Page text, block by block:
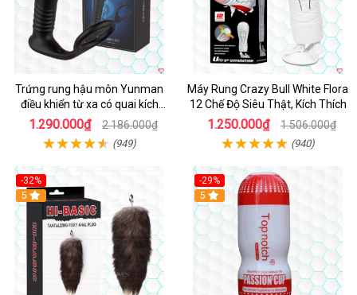
Trứng rung hậu môn Yunman
điều khiển từ xa có quai kích
thích
1.290.000₫ 2.186.000₫
(949)
Máy Rung Crazy Bull White Flora
12 Chế Độ Siêu Thật, Kích Thích
1.250.000₫ 1.506.000₫
(940)
-32%
Hot
5
-29%
5